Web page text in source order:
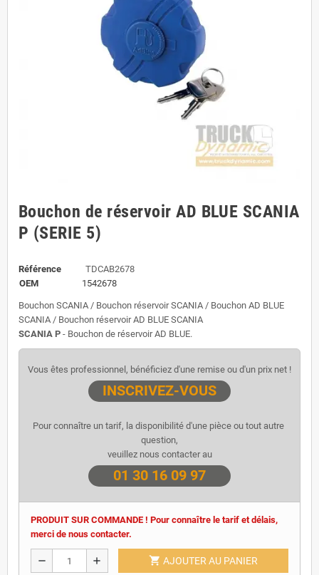
Bouchon de réservoir AD BLUE SCANIA
P (SERIE 5)
Référence
TDCAB2678
OEM
1542678
Bouchon SCANIA / Bouchon réservoir SCANIA / Bouchon AD BLUE
SCANIA / Bouchon réservoir AD BLUE SCANIA
SCANIA P - Bouchon de réservoir AD BLUE.
Vous êtes professionnel, bénéficiez d'une remise ou d'un prix net !
INSCRIVEZ-VOUS
Pour connaître un tarif, la disponibilité d'une pièce ou tout autre
question,
veuillez nous contacter au
01 30 16 09 97
PRODUIT SUR COMMANDE ! Pour connaître le tarif et délais,
merci de nous contacter.
remove add shopping_cart AJOUTER AU PANIER